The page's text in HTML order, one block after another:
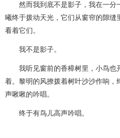
然而我到底不是影子，我在一分
曦终于拨动天光，它们从窗帘的隙
看着它们。
我不是影子。
我听见窗前的香樟树里，小鸟
着。黎明的风撩拨着树叶沙沙作响
声啾啾的吟唱。
终于有鸟儿高声吟唱。